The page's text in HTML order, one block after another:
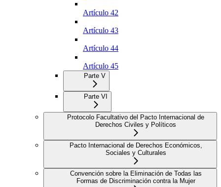
Artículo 42
Artículo 43
Artículo 44
Artículo 45
Parte V
Parte VI
Protocolo Facultativo del Pacto Internacional de
Derechos Civiles y Políticos
Pacto Internacional de Derechos Económicos,
Sociales y Culturales
Convención sobre la Eliminación de Todas las
Formas de Discriminación contra la Mujer